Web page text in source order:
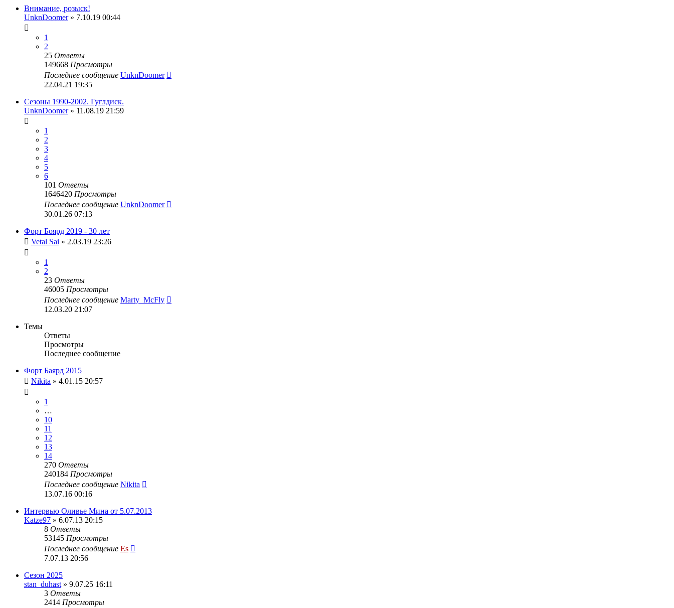
Внимание, розыск!
UnknDoomer» 7.10.19 00:44
1
2
25 Ответы
149668 Просмотры
Последнее сообщение UnknDoomer
22.04.21 19:35
Сезоны 1990-2002. Гуглдиск.
UnknDoomer» 11.08.19 21:59
1
2
3
4
5
6
101 Ответы
1646420 Просмотры
Последнее сообщение UnknDoomer
30.01.26 07:13
Форт Боярд 2019 - 30 лет
Vetal Sai » 2.03.19 23:26
1
2
23 Ответы
46005 Просмотры
Последнее сообщение Marty_McFly
12.03.20 21:07
Темы
Ответы
Просмотры
Последнее сообщение
Форт Баярд 2015
Nikita » 4.01.15 20:57
1
…
10
11
12
13
14
270 Ответы
240184 Просмотры
Последнее сообщение Nikita
13.07.16 00:16
Интервью Оливье Мина от 5.07.2013
Katze97 » 6.07.13 20:15
8 Ответы
53145 Просмотры
Последнее сообщение Es
7.07.13 20:56
Сезон 2025
stan_duhast » 9.07.25 16:11
3 Ответы
2414 Просмотры